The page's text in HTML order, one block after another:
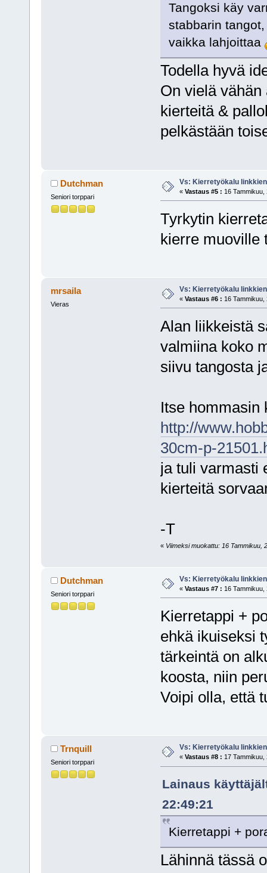
Tangoksi käy
stabbarin
vaikka lahjoittaa
Todella hyvä
On vielä
kierteitä &
pelkästään
Dutchman
Seniori torppari
Vs: Kierretyökalu
« Vastaus #5 : 16 Tammikuu,
Tyrkytin
kierre
mrsaila
Vieras
Vs: Kierretyökalu
« Vastaus #6 : 16 Tammikuu,
Alan liikkeistä
valmiina koko
siivu tangosta
Itse hommasin
http://
30cm-p-
ja tuli varmasti
kierteitä
-T
« Viimeksi muokattu: 16 Tammikuu,
Dutchman
Seniori torppari
Vs: Kierretyökalu
« Vastaus #7 : 16 Tammikuu,
Kierretappi +
ehkä ikuiseksi
tärkeintä on
koosta, niin
Voipi olla, että
Trnquill
Seniori torppari
Vs: Kierretyökalu
« Vastaus #8 : 17 Tammikuu,
Lainaus
22:49:21
Kierretappi +
Lähinnä tässä